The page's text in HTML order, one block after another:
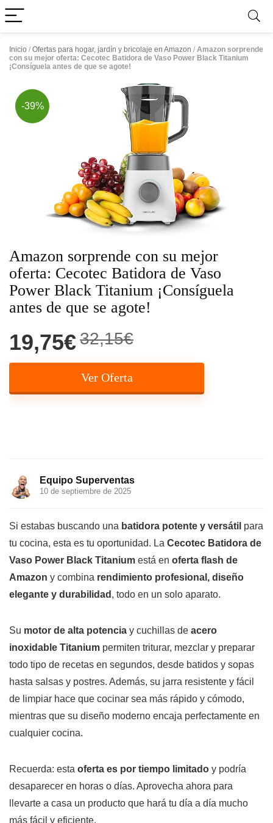
Inicio / Ofertas para hogar, jardín y bricolaje en Amazon / Amazon sorprende
con su mejor oferta: Cecotec Batidora de Vaso Power Black Titanium
¡Consíguela antes de que se agote!
-39%
Amazon sorprende con su mejor
oferta: Cecotec Batidora de Vaso
Power Black Titanium ¡Consíguela
antes de que se agote!
19,75€32,15€
Ver Oferta
Equipo Superventas
10 de septiembre de 2025
Si estabas buscando una batidora potente y versátil para
tu cocina, esta es tu oportunidad. La Cecotec Batidora de
Vaso Power Black Titanium está en oferta flash de
Amazon y combina rendimiento profesional, diseño
elegante y durabilidad , todo en un solo aparato.
Su motor de alta potencia y cuchillas de acero
inoxidable Titanium permiten triturar, mezclar y preparar
todo tipo de recetas en segundos, desde batidos y sopas
hasta salsas y postres. Además, su jarra resistente y fácil
de limpiar hace que cocinar sea más rápido y cómodo,
mientras que su diseño moderno encaja perfectamente en
cualquier cocina.
Recuerda: esta oferta es por tiempo limitado y podría
desaparecer en horas o días. Aprovecha ahora para
llevarte a casa un producto que hará tu día a día mucho
más fácil y eficiente.